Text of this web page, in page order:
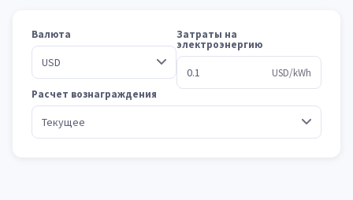
Валюта Затраты на
электроэнергию
USD/kWh
Расчет вознаграждения